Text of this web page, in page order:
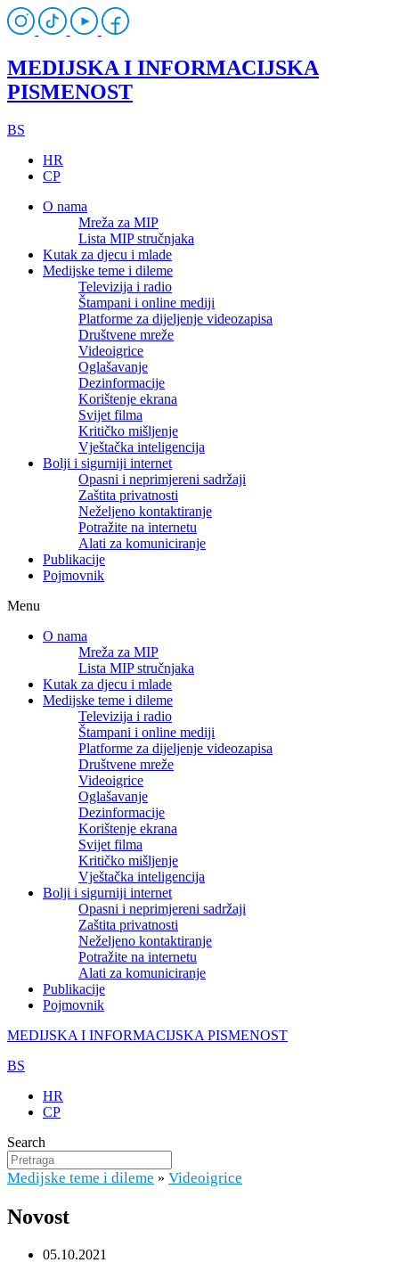
MEDIJSKA I INFORMACIJSKA
PISMENOST
BS
HR
CP
O nama
Mreža za MIP
Lista MIP stručnjaka
Kutak za djecu i mlade
Medijske teme i dileme
Televizija i radio
Štampani i online mediji
Platforme za dijeljenje videozapisa
Društvene mreže
Videoigrice
Oglašavanje
Dezinformacije
Korištenje ekrana
Svijet filma
Kritičko mišljenje
Vještačka inteligencija
Bolji i sigurniji internet
Opasni i neprimjereni sadržaji
Zaštita privatnosti
Neželjeno kontaktiranje
Potražite na internetu
Alati za komuniciranje
Publikacije
Pojmovnik
Menu
O nama
Mreža za MIP
Lista MIP stručnjaka
Kutak za djecu i mlade
Medijske teme i dileme
Televizija i radio
Štampani i online mediji
Platforme za dijeljenje videozapisa
Društvene mreže
Videoigrice
Oglašavanje
Dezinformacije
Korištenje ekrana
Svijet filma
Kritičko mišljenje
Vještačka inteligencija
Bolji i sigurniji internet
Opasni i neprimjereni sadržaji
Zaštita privatnosti
Neželjeno kontaktiranje
Potražite na internetu
Alati za komuniciranje
Publikacije
Pojmovnik
MEDIJSKA I INFORMACIJSKA PISMENOST
BS
HR
CP
Search
Medijske teme i dileme » Videoigrice
Novost
05.10.2021